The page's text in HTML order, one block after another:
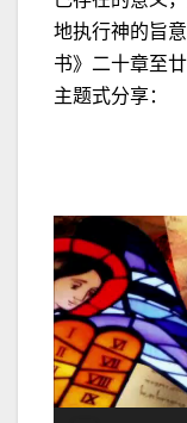
地执行神的旨
书》二十章至
主题式分享：
视
频
播
放
器